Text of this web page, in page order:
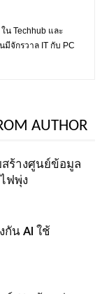
น Techhub และ
จักรวาล IT กับ PC
AUTHOR
สร้างศูนย์ข้อมูล
ฟพุ่ง
น AI ใช้